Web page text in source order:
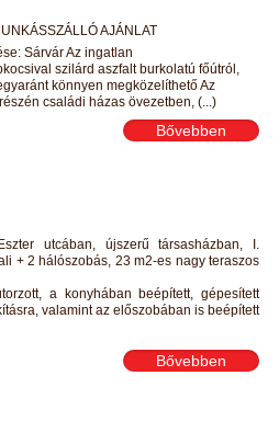
AJÁNLAT
Sárvár Az ingatlan
szilárd aszfalt burkolatú főútról,
könnyen megközelíthető Az
családi házas övezetben, (...)
Bővebben
utcában, újszerű társasházban, I.
+ 2 hálószobás, 23 m2-es nagy teraszos
a konyhában beépített, gépesített
valamint az előszobában is beépített
Bővebben